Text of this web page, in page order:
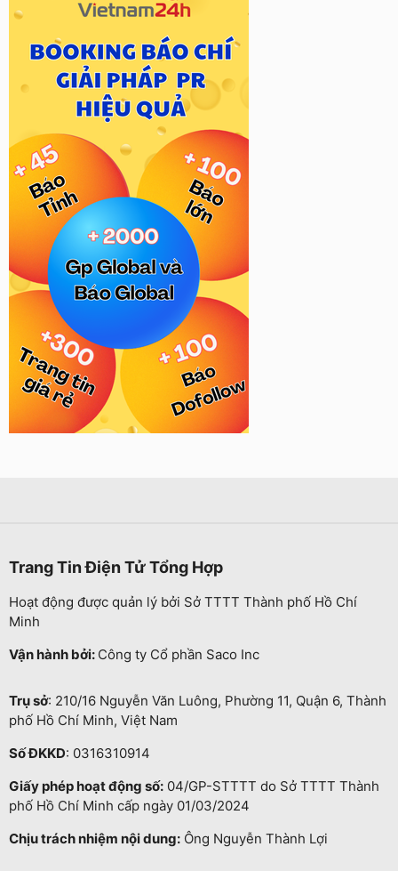
Trang Tin Điện Tử Tổng Hợp
Hoạt động được quản lý bởi Sở TTTT Thành phố Hồ Chí
Minh
Vận hành bởi: Công ty Cổ phần Saco Inc
Trụ sở: 210/16 Nguyễn Văn Luông, Phường 11, Quận 6, Thành
phố Hồ Chí Minh, Việt Nam
Số ĐKKD: 0316310914
Giấy phép hoạt động số: 04/GP-STTTT do Sở TTTT Thành
phố Hồ Chí Minh cấp ngày 01/03/2024
Chịu trách nhiệm nội dung: Ông Nguyễn Thành Lợi